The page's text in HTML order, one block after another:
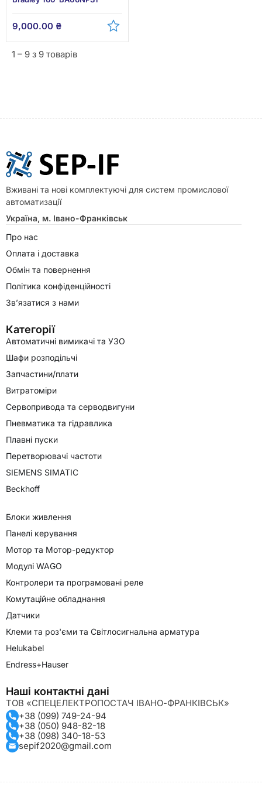
9,000.00 ₴
1 – 9 з 9 товарів
Вживані та нові комплектуючі для систем промислової
автоматизації
Україна, м. Івано-Франківськ
Про нас
Оплата і доставка
Обмін та повернення
Політика конфіденційності
Зв’язатися з нами
Категорії
Автоматичні вимикачі та УЗО
Шафи розподільчі
Запчастини/плати
Витратоміри
Сервопривода та серводвигуни
Пневматика та гідравлика
Плавні пуски
Перетворювачі частоти
SIEMENS SIMATIC
Beckhoff
Блоки живлення
Панелі керування
Мотор та Мотор-редуктор
Модулі WAGO
Контролери та програмовані реле
Комутаційне обладнання
Датчики
Клеми та роз'єми та Світлосигнальна арматура
Helukabel
Endress+Hauser
Наші контактні дані
ТОВ «СПЕЦЕЛЕКТРОПОСТАЧ ІВАНО-ФРАНКІВСЬК»
+38 (099) 749-24-94
+38 (050) 948-82-18
+38 (098) 340-18-53
sepif2020@gmail.com